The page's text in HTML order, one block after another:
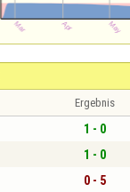
Ergebnis
1 - 0
1 - 0
0 - 5